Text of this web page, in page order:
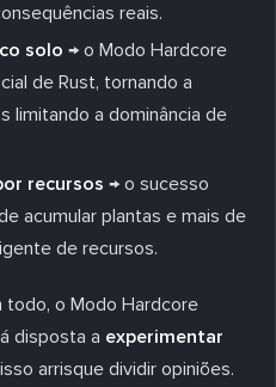
reais.
solo → o Modo Hardcore
de Rust, tornando a
limitando a dominância de
recursos → o sucesso
acumular plantas e mais de
de recursos.
todo, o Modo Hardcore
disposta a experimentar
arrisque dividir opiniões.